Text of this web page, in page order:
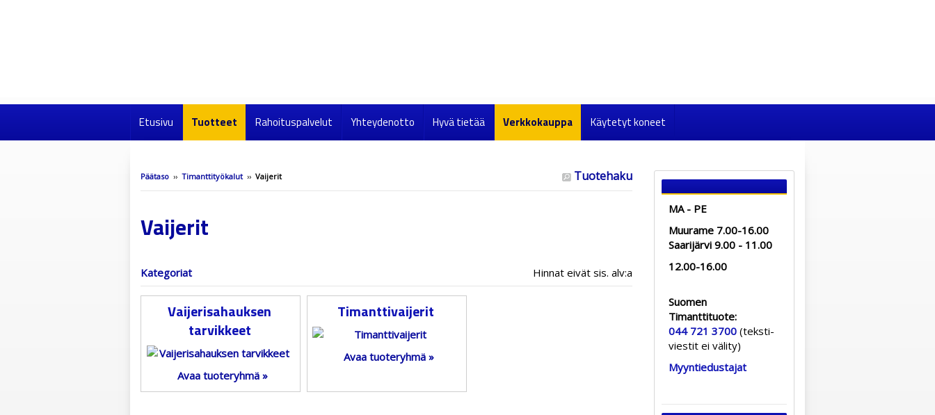
Etusivu Tuotteet Rahoituspalvelut Yhteydenotto Hyvä tietää Verkkokauppa Käytetyt koneet
Tuotehaku
Päätaso ›› Timanttityökalut›› Vaijerit
Vaijerit
Kategoriat Hinnat eivät sis. alv:a
Vaijerisahauksen
tarvikkeet
Avaa tuoteryhmä »
Timanttivaijerit
Avaa tuoteryhmä »
MA - PE
Muurame 7.00-16.00
Saarijärvi 9.00 - 11.00
12.00-16.00
Suomen
Timanttituote:
044 721 3700 (teksti-
viestit ei välity)
Myyntiedustajat